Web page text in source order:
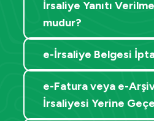
İrsaliye Yanıtı
mudur?
e-İrsaliye Belgesi
e-Fatura veya e-
İrsaliyesi Yerine